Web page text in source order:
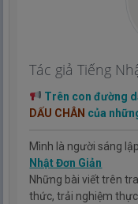
Tác giả Tiếng
Trên con đường
DẤU CHÂN của
Mình là người sáng
Nhật Đơn Giản
Những bài viết trên
thức, trải nghiệm